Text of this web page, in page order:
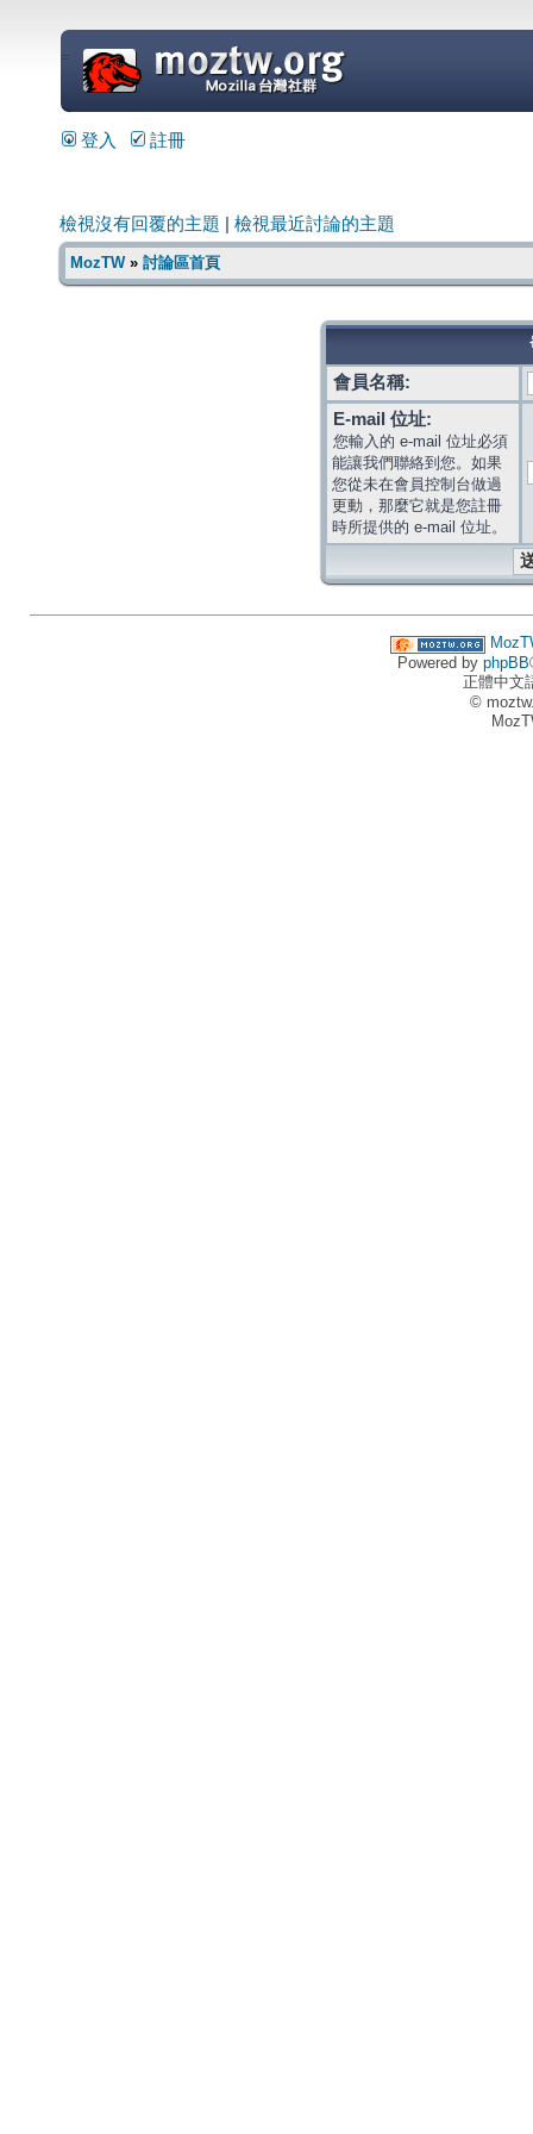
=
登入 註冊
檢視沒有回覆的主題 檢視最近討論的主題
MozTW» 討論區首頁
會員名稱:
E-mail 位址:
您輸入的 e-mail 位址必須
能讓我們聯絡到您。如果
您從未在會員控制台做過
更動，那麼它就是您註冊
時所提供的 e-mail 位址。
Powered by phpBB
正體中文
©